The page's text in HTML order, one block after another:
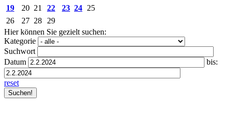
19
20 21 22 23 24 25
26
27 28
29
Hier können Sie gezielt suchen:
Kategorie
Suchwort
Datum
bis:
reset